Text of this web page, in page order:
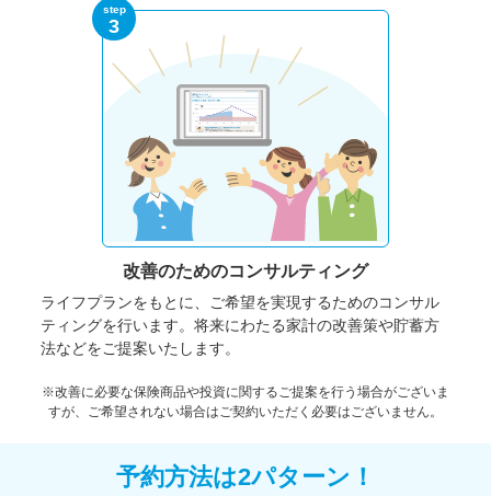
step
3
改善のためのコンサルティング
ライフプランをもとに、ご希望を実現するためのコンサル
ティングを行います。将来にわたる家計の改善策や貯蓄方
法などをご提案いたします。
※改善に必要な保険商品や投資に関するご提案を行う場合がございま
すが、ご希望されない場合はご契約いただく必要はございません。
予約方法は2パターン！